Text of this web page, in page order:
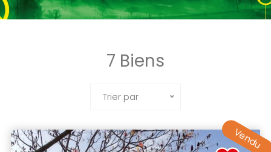
7 Biens
Trier par
Vendu